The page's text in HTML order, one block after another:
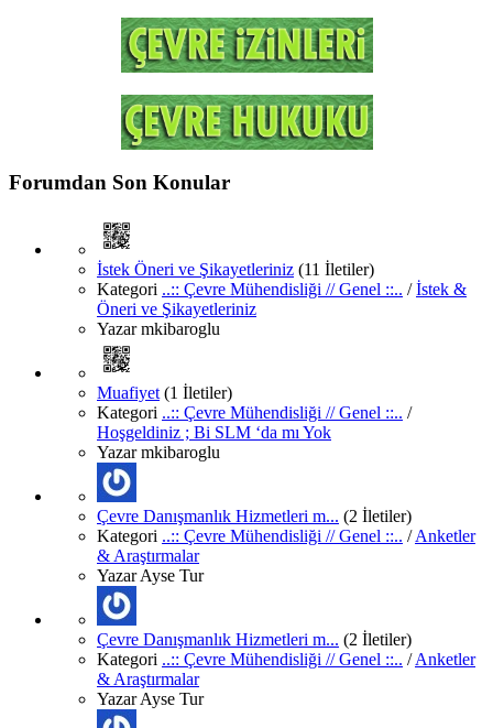
Forumdan Son Konular
İstek Öneri ve Şikayetleriniz (11 İletiler)
Kategori ..:: Çevre Mühendisliği // Genel ::.. /İstek &
Öneri ve Şikayetleriniz
Yazarmkibaroglu
Muafiyet (1 İletiler)
Kategori ..:: Çevre Mühendisliği // Genel ::.. /
Hoşgeldiniz ; Bi SLM ‘da mı Yok
Yazarmkibaroglu
Çevre Danışmanlık Hizmetleri m... (2 İletiler)
Kategori ..:: Çevre Mühendisliği // Genel ::.. /Anketler
& Araştırmalar
YazarAyse Tur
Çevre Danışmanlık Hizmetleri m... (2 İletiler)
Kategori ..:: Çevre Mühendisliği // Genel ::.. /Anketler
& Araştırmalar
YazarAyse Tur